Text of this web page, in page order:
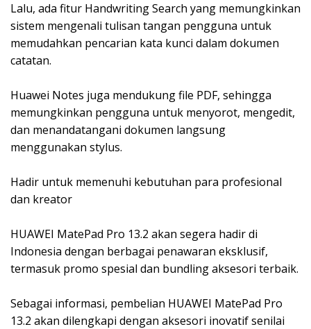
Lalu, ada fitur Handwriting Search yang memungkinkan
sistem mengenali tulisan tangan pengguna untuk
memudahkan pencarian kata kunci dalam dokumen
catatan.
Huawei Notes juga mendukung file PDF, sehingga
memungkinkan pengguna untuk menyorot, mengedit,
dan menandatangani dokumen langsung
menggunakan stylus.
Hadir untuk memenuhi kebutuhan para profesional
dan kreator
HUAWEI MatePad Pro 13.2 akan segera hadir di
Indonesia dengan berbagai penawaran eksklusif,
termasuk promo spesial dan bundling aksesori terbaik.
Sebagai informasi, pembelian HUAWEI MatePad Pro
13.2 akan dilengkapi dengan aksesori inovatif senilai